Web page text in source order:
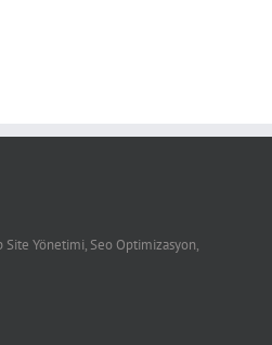
Site Yönetimi, Seo Optimizasyon,